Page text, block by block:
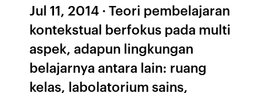
Jul 11, 2014 · Teori pembelajaran
kontekstual berfokus pada multi
aspek, adapun lingkungan
belajarnya antara lain: ruang
kelas, labolatorium sains,